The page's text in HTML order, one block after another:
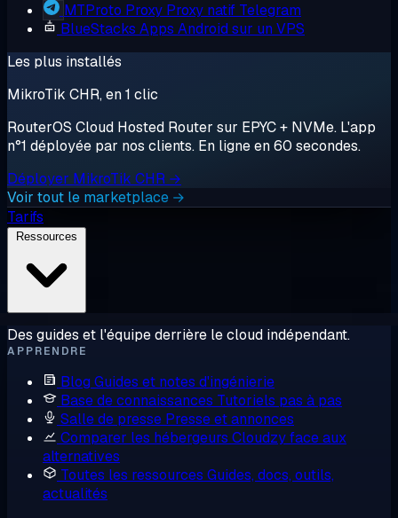
MTProto Proxy Proxy natif Telegram
BlueStacks Apps Android sur un VPS
Les plus installés
MikroTik CHR, en 1 clic
RouterOS Cloud Hosted Router sur EPYC + NVMe. L'app
n°1 déployée par nos clients. En ligne en 60 secondes.
Déployer MikroTik CHR →
Voir tout le marketplace →
Tarifs
Des guides et l'équipe derrière le cloud indépendant.
APPRENDRE
Blog Guides et notes d'ingénierie
Base de connaissances Tutoriels pas à pas
Salle de presse Presse et annonces
Comparer les hébergeurs Cloudzy face aux
alternatives
Toutes les ressources Guides, docs, outils,
actualités